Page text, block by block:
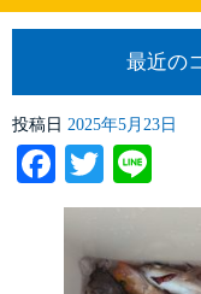
最近の
投稿日 2025年5月23日
Facebook
Twitter